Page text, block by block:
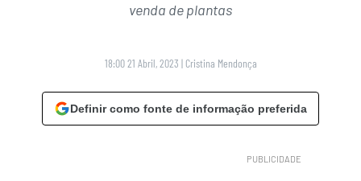
venda de plantas
18:00 21 Abril, 2023 | Cristina Mendonça
Definir como fonte de informação preferida